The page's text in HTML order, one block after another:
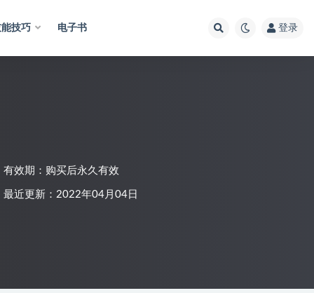
技巧 电子书 登录
有效期：购买后永久有效
最近更新：2022年04月04日